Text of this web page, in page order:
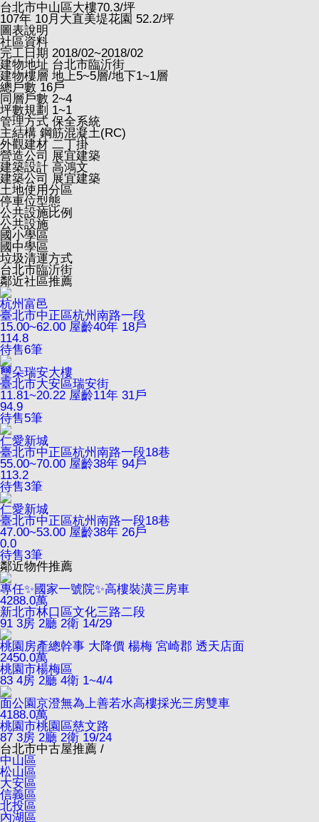
台北市中山區大樓70.3/坪
107年 10月大直美堤花園 52.2/坪
圖表說明
社區資料
完工日期 2018/02~2018/02
建物地址 台北市臨沂街
建物樓層 地上5~5層/地下1~1層
總戶數 16戶
同層戶數 2~4
坪數規劃 1~1
管理方式 保全系統
主結構 鋼筋混凝土(RC)
外觀建材 二丁掛
營造公司
展宜建築
建築設計 高鴻文
建築公司
展宜建築
土地使用分區
停車位型態
公共設施比例
公共設施
國小學區
國中學區
垃圾清運方式
台北市臨沂街
鄰近社區推薦
杭州富邑
臺北市中正區杭州南路一段
15.00~62.00 屋齡40年 18戶
114.8
待售6筆
璽朵瑞安大樓
臺北市大安區瑞安街
11.81~20.22 屋齡11年 31戶
94.9
待售5筆
仁愛新城
臺北市中正區杭州南路一段18巷
55.00~70.00 屋齡38年 94戶
113.2
待售3筆
仁愛新城
臺北市中正區杭州南路一段18巷
47.00~53.00 屋齡38年 26戶
0.0
待售3筆
鄰近物件推薦
專任✨國家一號院✨高樓裝潢三房車
4288.0萬
新北市林口區文化三路二段
91 3房 2廳 2衛 14/29
桃園房產總幹事 大降價 楊梅 宮崎郡 透天店面
2450.0萬
桃園市楊梅區
83 4房 2廳 4衛 1~4/4
面公園京澄無為上善若水高樓採光三房雙車
4188.0萬
桃園市桃園區慈文路
87 3房 2廳 2衛 19/24
台北市中古屋推薦 /
中山區
松山區
大安區
信義區
北投區
內湖區